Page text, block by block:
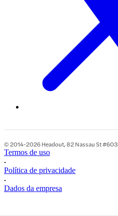
© 2014-2026 Headout, 82 Nassau St
Termos de uso
•
Política de privacidade
•
Dados da empresa